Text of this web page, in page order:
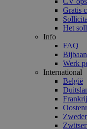
Gratis
Het
Info
FAQ
Werk
International
België